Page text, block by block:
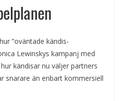
”oväntade kändis-
Lewinskys kampanj med
kändisar nu väljer partners
snarare än enbart kommersiell